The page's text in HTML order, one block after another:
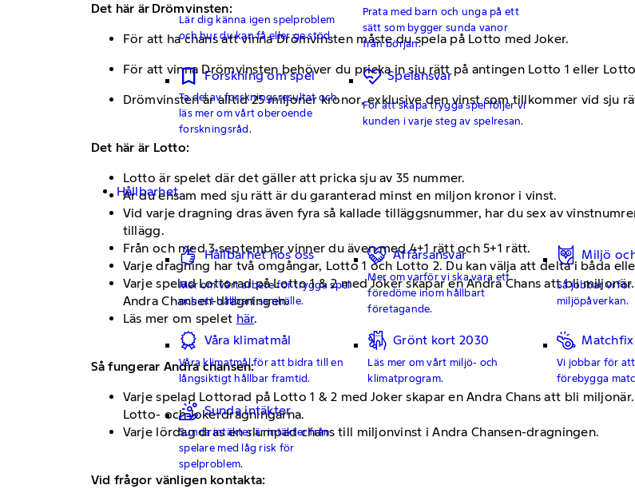
Lär dig känna igen spelproblem
och hur du kan få eller ge stöd.
Prata med barn och unga på ett
sätt som bygger sunda vanor
från början.
Forskning om spel
Ta del av forskningsresultat och
läs mer om vårt oberoende
forskningsråd.
Spelansvar
För att skapa trygga spel följer vi
kunden i varje steg av spelresan.
Hållbarhet
Hållbarhet hos oss
Mer om vårt arbete för trygga spel
och ett hållbart samhälle.
Affärsansvar
Mer om varför vi ska vara ett
föredöme inom hållbart
företagande.
Miljö
Så jobbar vi
miljöpåverkan.
Våra klimatmål
Våra klimatmål för att bidra till en
långsiktigt hållbar framtid.
Grönt kort 2030
Läs mer om vårt miljö- och
klimatprogram.
Vi jobbar för
förebygga
Sunda intäkter
Sunda intäkter är intäkter från
spelare med låg risk för
spelproblem.
Det här är Drömvinsten:
För att ha chans att vinna Drömvinsten måste du spela på Lotto med Joker.
För att vinna Drömvinsten behöver du pricka in sju rätt på antingen Lotto 1 eller
Drömvinsten är alltid 25 miljoner kronor, exklusive den vinst som tillkommer vid sju
Det här är Lotto:
Lotto är spelet där det gäller att pricka sju av 35 nummer.
Är du ensam med sju rätt är du garanterad minst en miljon kronor i vinst.
Vid varje dragning dras även fyra så kallade tilläggsnummer, har du sex av
tillägg.
Från och med 3 september vinner du även med 4+1 rätt och 5+1 rätt.
Varje dragning har två omgångar, Lotto 1 och Lotto 2. Du kan välja att delta i båda
Varje spelad Lottorad på Lotto 1 & 2 med Joker skapar en Andra Chans att bli
Andra Chansen-dragningen.
Läs mer om spelet här.
Så fungerar Andra chansen: ​
Varje spelad Lottorad på Lotto 1 &​ 2 med Joker skapar en Andra Chans att bli
Lotto- och Jokerdragningarna.​
Varje lördag dras en slumpad chans till miljonvinst i Andra Chansen-dragningen.
Vid frågor vänligen kontakta: